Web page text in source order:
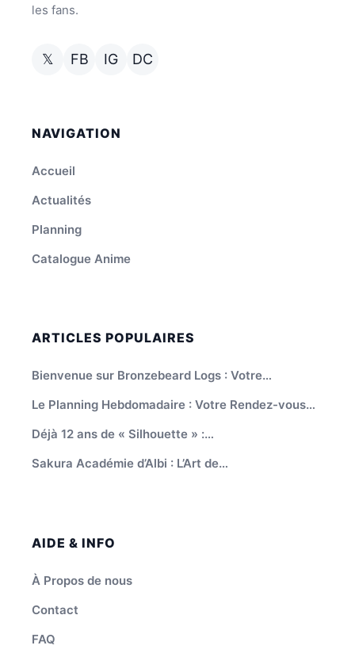
les fans.
𝕏 FB IG DC
NAVIGATION
Accueil
Actualités
Planning
Catalogue Anime
ARTICLES POPULAIRES
Bienvenue sur Bronzebeard Logs : Votre…
Le Planning Hebdomadaire : Votre Rendez-vous…
Déjà 12 ans de « Silhouette » :…
Sakura Académie d’Albi : L’Art de…
AIDE & INFO
À Propos de nous
Contact
FAQ